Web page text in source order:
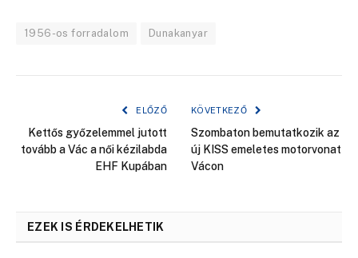
1956-os forradalom Dunakanyar
ELŐZŐ
Kettős győzelemmel jutott
tovább a Vác a női kézilabda
EHF Kupában
KÖVETKEZŐ
Szombaton bemutatkozik az
új KISS emeletes motorvonat
Vácon
EZEK IS ÉRDEKELHETIK